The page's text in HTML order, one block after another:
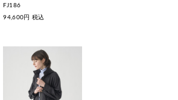
FJ186
94,600円 税込